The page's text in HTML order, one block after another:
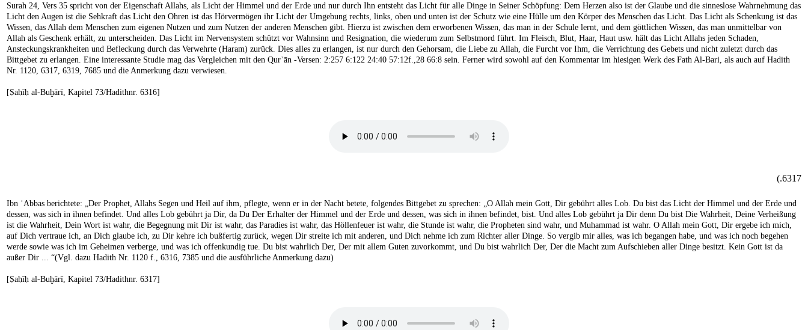
Surah 24, Vers 35 spricht von der Eigenschaft Allahs, als Licht der Himmel und der Erde und nur durch Ihn entsteht das Licht für alle Dinge in Seiner Schöpfung: Dem Herzen also ist der Glaube und die sinneslose Wahrnehmung das
Licht den Augen ist die Sehkraft das Licht den Ohren ist das Hörvermögen ihr Licht der Umgebung rechts, links, oben und unten ist der Schutz wie eine Hülle um den Körper des Menschen das Licht. Das Licht als Schenkung ist das
Wissen, das Allah dem Menschen zum eigenen Nutzen und zum Nutzen der anderen Menschen gibt. Hierzu ist zwischen dem erworbenen Wissen, das man in der Schule lernt, und dem göttlichen Wissen, das man unmittelbar von
Allah als Geschenk erhält, zu unterscheiden. Das Licht im Nervensystem schützt vor Wahnsinn und Resignation, die wiederum zum Selbstmord führt. Im Fleisch, Blut, Haar, Haut usw. hält das Licht Allahs jeden Schaden,
Ansteckungskrankheiten und Befleckung durch das Verwehrte (Haram) zurück. Dies alles zu erlangen, ist nur durch den Gehorsam, die Liebe zu Allah, die Furcht vor Ihm, die Verrichtung des Gebets und nicht zuletzt durch das
Bittgebet zu erlangen. Eine interessante Studie mag das Vergleichen mit den Qurʾān -Versen: 2:257 6:122 24:40 57:12f.,28 66:8 sein. Ferner wird sowohl auf den Kommentar im hiesigen Werk des Fath Al-Bari, als auch auf Hadith
Nr. 1120, 6317, 6319, 7685 und die Anmerkung dazu verwiesen.
[Ṣaḥīḥ al-Buḫārī, Kapitel 73/Hadithnr. 6316]
6317.)
Ibn ʿAbbas berichtete: „Der Prophet, Allahs Segen und Heil auf ihm, pflegte, wenn er in der Nacht betete, folgendes Bittgebet zu sprechen: „O Allah mein Gott, Dir gebührt alles Lob. Du bist das Licht der Himmel und der Erde und
dessen, was sich in ihnen befindet. Und alles Lob gebührt ja Dir, da Du Der Erhalter der Himmel und der Erde und dessen, was sich in ihnen befindet, bist. Und alles Lob gebührt ja Dir denn Du bist Die Wahrheit, Deine Verheißung
ist die Wahrheit, Dein Wort ist wahr, die Begegnung mit Dir ist wahr, das Paradies ist wahr, das Höllenfeuer ist wahr, die Stunde ist wahr, die Propheten sind wahr, und Muhammad ist wahr. O Allah mein Gott, Dir ergebe ich mich,
auf Dich vertraue ich, an Dich glaube ich, zu Dir kehre ich bußfertig zurück, wegen Dir streite ich mit anderen, und Dich nehme ich zum Richter aller Dinge. So vergib mir alles, was ich begangen habe, und was ich noch begehen
werde sowie was ich im Geheimen verberge, und was ich offenkundig tue. Du bist wahrlich Der, Der mit allem Guten zuvorkommt, und Du bist wahrlich Der, Der die Macht zum Aufschieben aller Dinge besitzt. Kein Gott ist da
außer Dir ... “(Vgl. dazu Hadith Nr. 1120 f., 6316, 7385 und die ausführliche Anmerkung dazu)
[Ṣaḥīḥ al-Buḫārī, Kapitel 73/Hadithnr. 6317]